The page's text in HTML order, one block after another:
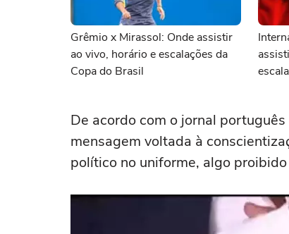
Grêmio x Mirassol: Onde assistir
ao vivo, horário e escalações da
Copa do Brasil
De acordo com o jornal
mensagem voltada à
político no uniforme, algo